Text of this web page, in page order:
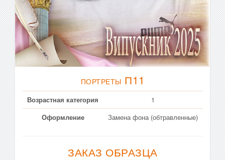
ПОРТРЕТЫ П11
Возрастная категория
1
Оформление
Замена фона (обтравленные)
ЗАКАЗ ОБРАЗЦА